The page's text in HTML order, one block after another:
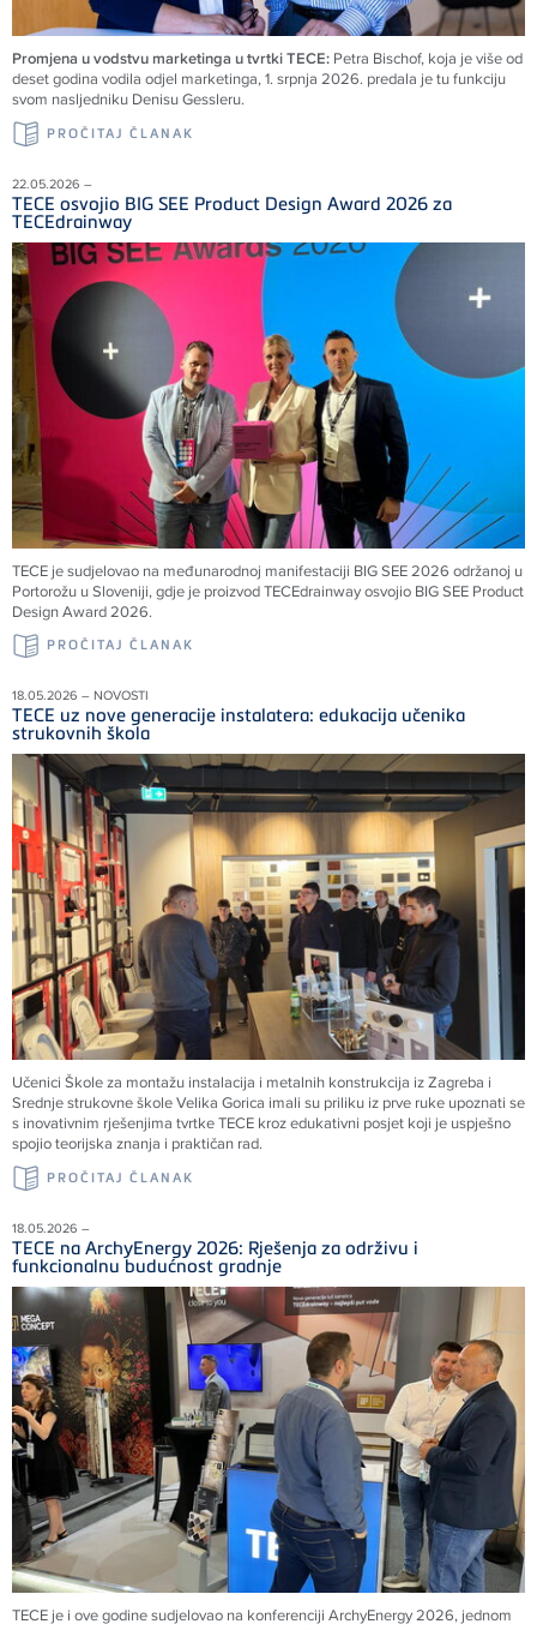
Promjena u vodstvu marketinga u tvrtki TECE: Petra Bischof, koja je više od
deset godina vodila odjel marketinga, 1. srpnja 2026. predala je tu funkciju
svom nasljedniku Denisu Gessleru.
PROČITAJ ČLANAK
22.05.2026 –
TECE osvojio BIG SEE Product Design Award 2026 za
TECEdrainway
TECE je sudjelovao na međunarodnoj manifestaciji BIG SEE 2026 održanoj u
Portorožu u Sloveniji, gdje je proizvod TECEdrainway osvojio BIG SEE Product
Design Award 2026.
PROČITAJ ČLANAK
18.05.2026 – NOVOSTI
TECE uz nove generacije instalatera: edukacija učenika
strukovnih škola
Učenici Škole za montažu instalacija i metalnih konstrukcija iz Zagreba i
Srednje strukovne škole Velika Gorica imali su priliku iz prve ruke upoznati se
s inovativnim rješenjima tvrtke TECE kroz edukativni posjet koji je uspješno
spojio teorijska znanja i praktičan rad.
PROČITAJ ČLANAK
18.05.2026 –
TECE na ArchyEnergy 2026: Rješenja za održivu i
funkcionalnu budućnost gradnje
TECE je i ove godine sudjelovao na konferenciji ArchyEnergy 2026, jednom